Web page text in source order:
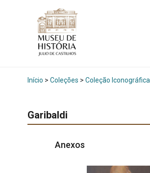
Início > Coleções > Coleção Iconográfica
Garibaldi
Anexos